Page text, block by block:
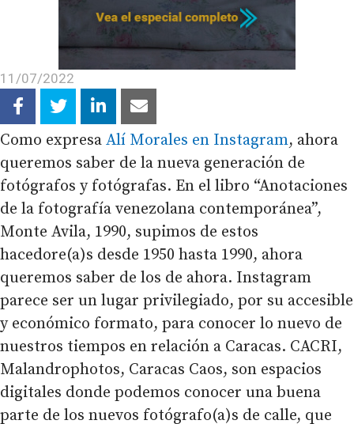
11/07/2022
Como expresa Alí Morales en Instagram, ahora
queremos saber de la nueva generación de
fotógrafos y fotógrafas. En el libro “Anotaciones
de la fotografía venezolana contemporánea”,
Monte Avila, 1990, supimos de estos
hacedore(a)s desde 1950 hasta 1990, ahora
queremos saber de los de ahora. Instagram
parece ser un lugar privilegiado, por su accesible
y económico formato, para conocer lo nuevo de
nuestros tiempos en relación a Caracas. CACRI,
Malandrophotos, Caracas Caos, son espacios
digitales donde podemos conocer una buena
parte de los nuevos fotógrafo(a)s de calle, que